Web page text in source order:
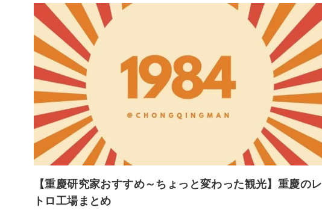
【重慶研究家おすすめ～ちょっと変わった観光】重慶のレ
トロ工場まとめ